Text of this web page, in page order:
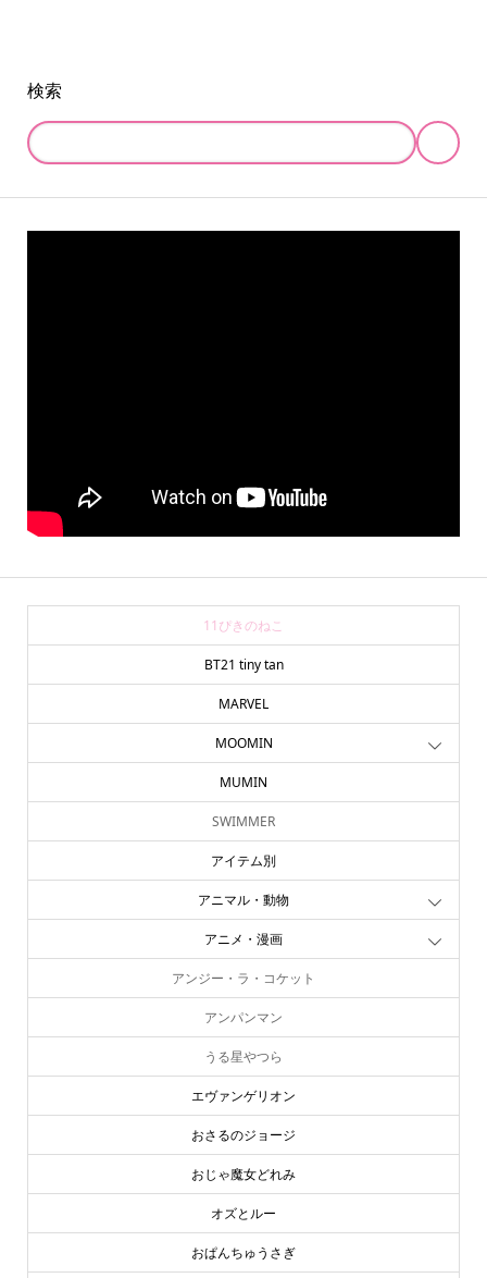
検索
11ぴきのねこ
BT21 tiny tan
MARVEL
MOOMIN
MUMIN
SWIMMER
アイテム別
アニマル・動物
アニメ・漫画
アンジー・ラ・コケット
アンパンマン
うる星やつら
エヴァンゲリオン
おさるのジョージ
おじゃ魔女どれみ
オズとルー
おぱんちゅうさぎ